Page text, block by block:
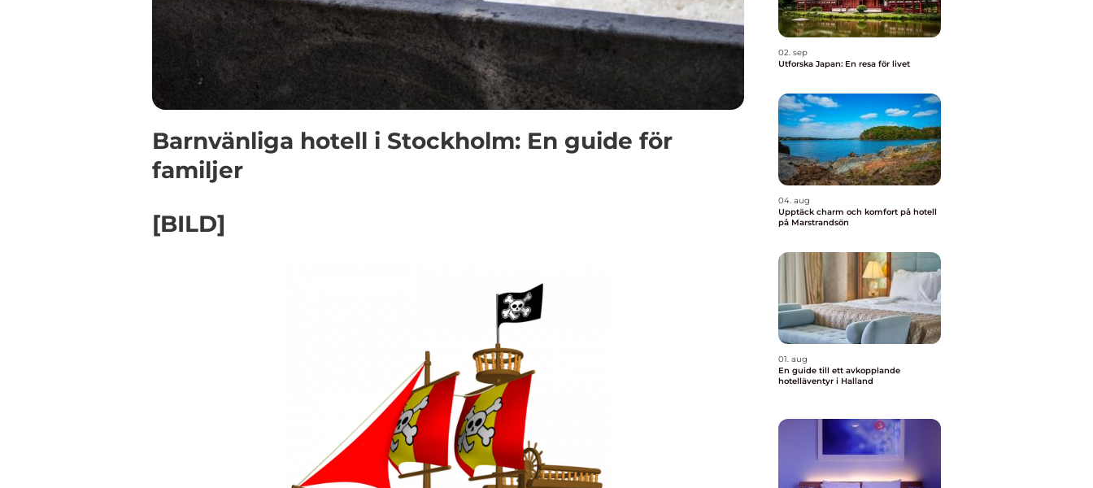
Barnvänliga hotell i Stockholm: En guide för
familjer
[BILD]
02. sep
Utforska Japan: En resa för livet
04. aug
Upptäck charm och komfort på hotell
på Marstrandsön
01. aug
En guide till ett avkopplande
hotelläventyr i Halland